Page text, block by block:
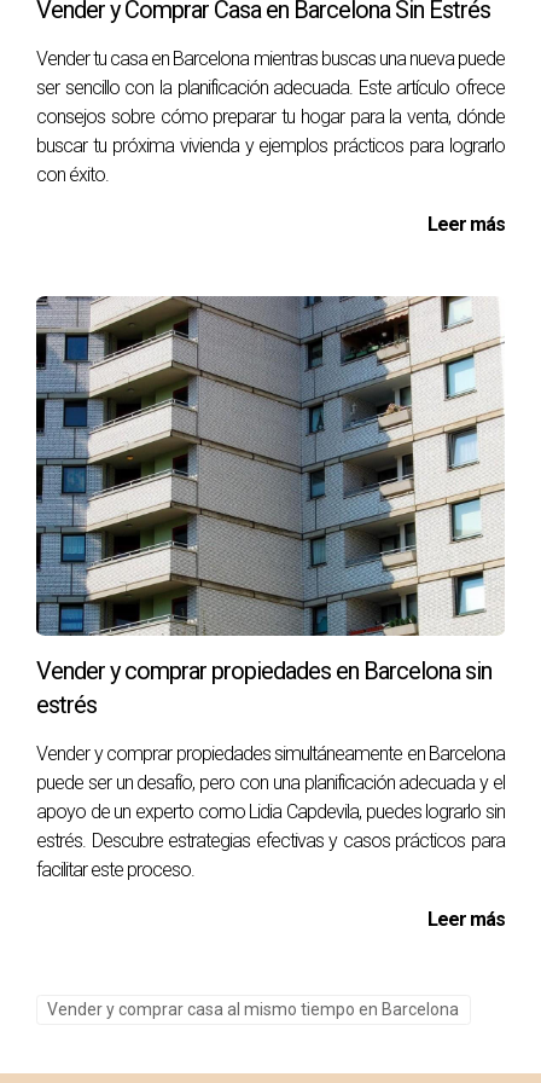
cambios." </blockquote> Lidia Capdevila puede ayudarte a
gestionar estas transacciones simultáneamente,
asegurando que cada paso se realice sin contratiempos.
Conclusión
de un nuevo hogar no tiene por qué ser estresante si sigues
conocimiento del mercado y el apoyo adecuado son
esenciales para hacer que esta transición sea fluida.
Recuerda que contar con un profesional como Lidia
Capdevila puede marcar la diferencia entre una experiencia
complicada y una exitosa.
Preguntas frecuentes
¿Cuánto tiempo tarda generalmente en vender
un piso en Barcelona?
El tiempo puede variar dependiendo del mercado, pero
¿Es necesario hacer reformas antes de vender
No siempre es necesario, pero pequeñas mejoras pueden
aumentar significativamente su valor.
¿Qué documentos necesito para vender mi
propiedad?
Necesitarás el título de propiedad, certificado energético y
¿Puedo negociar el precio con los
Vender y Comprar Casa en Barcelona Sin Estrés
Vender tu casa en Barcelona mientras buscas una nueva puede
ser sencillo con la planificación adecuada. Este artículo ofrece
consejos sobre cómo preparar tu hogar para la venta, dónde
buscar tu próxima vivienda y ejemplos prácticos para lograrlo
con éxito.
Leer más
Vender y comprar propiedades en Barcelona sin
estrés
Vender y comprar propiedades simultáneamente en Barcelona
puede ser un desafío, pero con una planificación adecuada y el
apoyo de un experto como Lidia Capdevila, puedes lograrlo sin
estrés. Descubre estrategias efectivas y casos prácticos para
facilitar este proceso.
Leer más
Vender y comprar casa al mismo tiempo en Barcelona